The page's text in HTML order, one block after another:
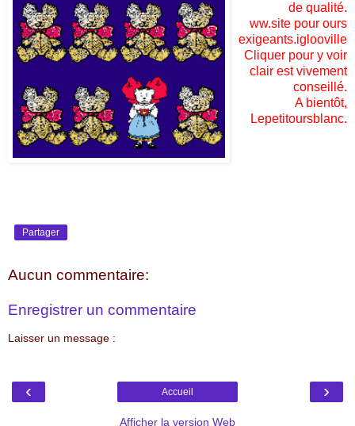
de qualité.
ww.site pour ours
exigeants.iglooville
Cliquer pour y voir
clair est vivement
conseillé.
A bientôt,
Lepetitoursblanc.
Partager
Aucun commentaire:
Enregistrer un commentaire
Laisser un message :
‹ ›
Accueil
Afficher la version Web